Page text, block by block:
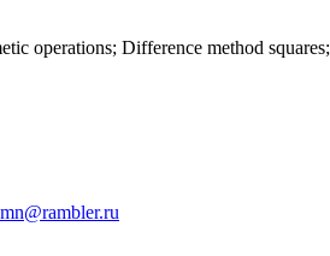
operations; Difference method squares;